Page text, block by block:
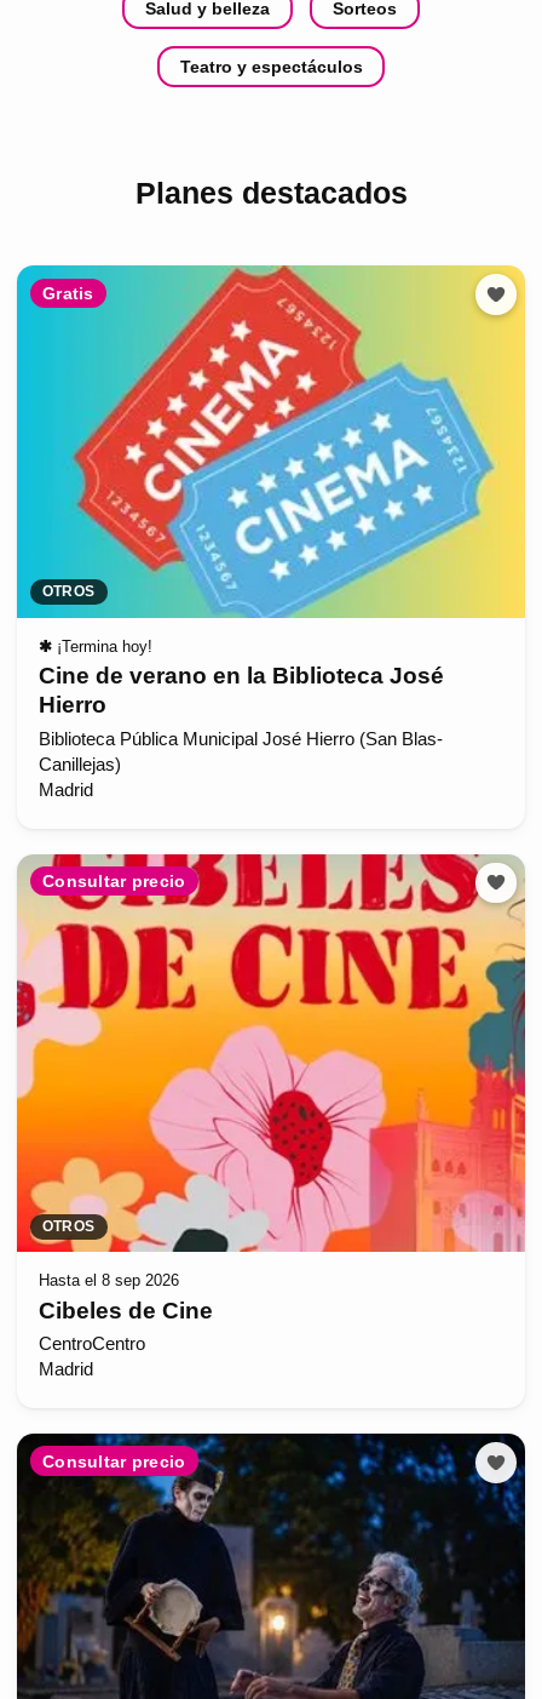
Salud y belleza Sorteos
Teatro y espectáculos
Planes destacados
Gratis
OTROS
✱ ¡Termina hoy!
Cine de verano en la Biblioteca José
Hierro
Biblioteca Pública Municipal José Hierro (San Blas-
Canillejas)
Madrid
Consultar precio
OTROS
Hasta el 8 sep 2026
Cibeles de Cine
CentroCentro
Madrid
Consultar precio